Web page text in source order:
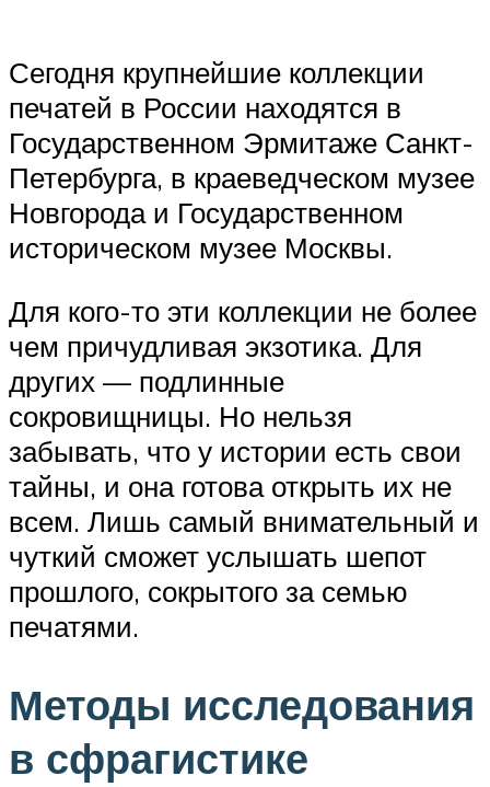
Сегодня крупнейшие коллекции
печатей в России находятся в
Государственном Эрмитаже Санкт-
Петербурга, в краеведческом музее
Новгорода и Государственном
историческом музее Москвы.
Для кого-то эти коллекции не более
чем причудливая экзотика. Для
других — подлинные
сокровищницы. Но нельзя
забывать, что у истории есть свои
тайны, и она готова открыть их не
всем. Лишь самый внимательный и
чуткий сможет услышать шепот
прошлого, сокрытого за семью
печатями.
Методы исследования
в сфрагистике